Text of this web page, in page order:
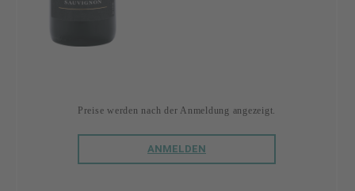
Preise werden nach der Anmeldung angezeigt.
ANMELDEN